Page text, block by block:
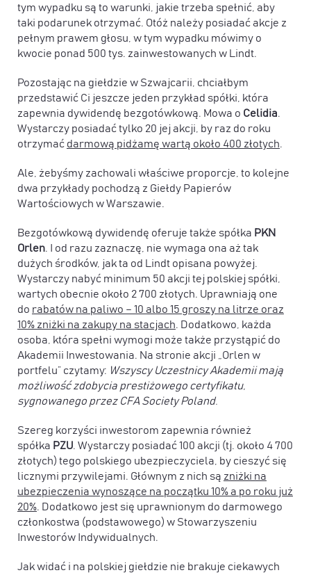
tym wypadku są to warunki, jakie trzeba spełnić, aby
taki podarunek otrzymać. Otóż należy posiadać akcje z
pełnym prawem głosu, w tym wypadku mówimy o
kwocie ponad 500 tys. zainwestowanych w Lindt.
Pozostając na giełdzie w Szwajcarii, chciałbym
przedstawić Ci jeszcze jeden przykład spółki, która
zapewnia dywidendę bezgotówkową. Mowa o Celidia.
Wystarczy posiadać tylko 20 jej akcji, by raz do roku
otrzymać darmową pidżamę wartą około 400 złotych.
Ale, żebyśmy zachowali właściwe proporcje, to kolejne
dwa przykłady pochodzą z Giełdy Papierów
Wartościowych w Warszawie.
Bezgotówkową dywidendę oferuje także spółka PKN
Orlen. I od razu zaznaczę, nie wymaga ona aż tak
dużych środków, jak ta od Lindt opisana powyżej.
Wystarczy nabyć minimum 50 akcji tej polskiej spółki,
wartych obecnie około 2 700 złotych. Uprawniają one
do rabatów na paliwo – 10 albo 15 groszy na litrze oraz
10% zniżki na zakupy na stacjach. Dodatkowo, każda
osoba, która spełni wymogi może także przystąpić do
Akademii Inwestowania. Na stronie akcji „Orlen w
portfelu” czytamy: Wszyscy Uczestnicy Akademii mają
możliwość zdobycia prestiżowego certyfikatu,
sygnowanego przez CFA Society Poland.
Szereg korzyści inwestorom zapewnia również
spółka PZU. Wystarczy posiadać 100 akcji (tj. około 4 700
złotych) tego polskiego ubezpieczyciela, by cieszyć się
licznymi przywilejami. Głównym z nich są zniżki na
ubezpieczenia wynoszące na początku 10% a po roku już
20%. Dodatkowo jest się uprawnionym do darmowego
członkostwa (podstawowego) w Stowarzyszeniu
Inwestorów Indywidualnych.
Jak widać i na polskiej giełdzie nie brakuje ciekawych